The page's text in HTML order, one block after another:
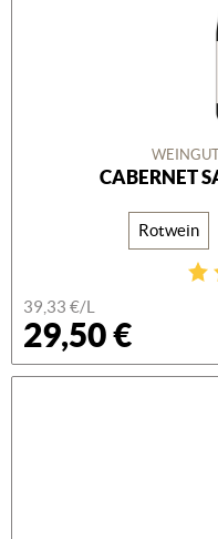
CABERNET
Rotwein
39,33 €/L
29,50 €